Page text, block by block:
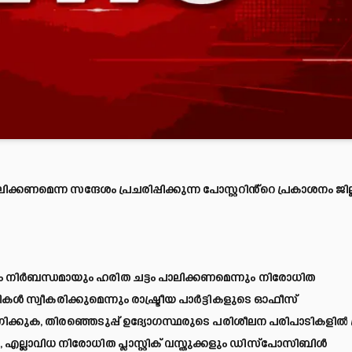
സന്ദേശം പ്രചരിപ്പിക്കുന്ന പോസ്റ്ററിൻ്റെ പ്രകാശനം
ഹരിത ചട്ടം പാലിക്കണമെന്നും നിരോധിത
സ്വീകരിക്കുമെന്നും രാഷ്ട്രീയ പാർട്ടികളുടെ ഓഫീസ്
തിരഞ്ഞെടുപ്പ് ഉദ്യോഗസ്ഥരുടെ പരിശീലന പരിപാടികളിൽ
നിരോധിത പ്ലാസ്റ്റിക് വസ്തുക്കളും ഡിസ്പോസിബിൾ